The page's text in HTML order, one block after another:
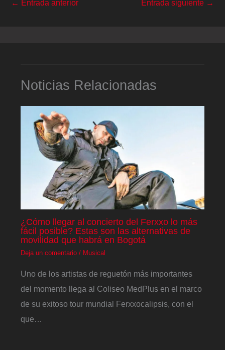
← Entrada anterior Entrada siguiente →
Noticias Relacionadas
¿Cómo llegar al concierto del Ferxxo lo más
fácil posible? Estas son las alternativas de
movilidad que habrá en Bogotá
Deja un comentario / Musical
Uno de los artistas de reguetón más importantes
del momento llega al Coliseo MedPlus en el marco
de su exitoso tour mundial Ferxxocalipsis, con el
que…